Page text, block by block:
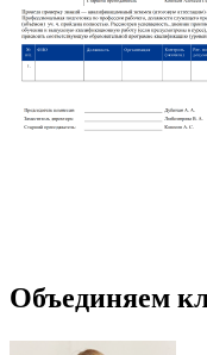
Объединяем